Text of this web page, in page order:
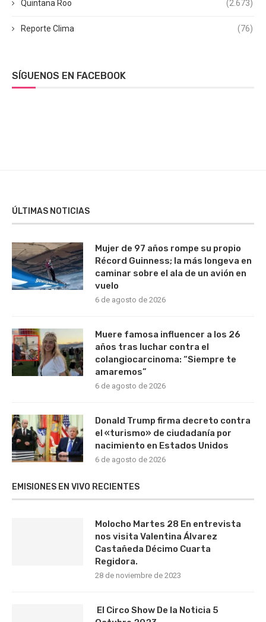
Quintana Roo (2.673)
Reporte Clima (76)
SÍGUENOS EN FACEBOOK
ÚLTIMAS NOTICIAS
Mujer de 97 años rompe su propio
Récord Guinness; la más longeva en
caminar sobre el ala de un avión en
vuelo
6 de agosto de 2026
Muere famosa influencer a los 26
años tras luchar contra el
colangiocarcinoma: “Siempre te
amaremos”
6 de agosto de 2026
Donald Trump firma decreto contra
el «turismo» de ciudadanía por
nacimiento en Estados Unidos
6 de agosto de 2026
EMISIONES EN VIVO RECIENTES
Molocho Martes 28 En entrevista
nos visita Valentina Álvarez
Castañeda Décimo Cuarta
Regidora.
28 de noviembre de 2023
El Circo Show De la Noticia 5